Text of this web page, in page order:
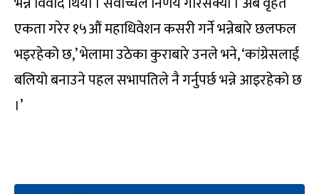
एकता गरेर १५औं महाधिवेशन कसरी गर्ने भन्नेबारे छलफल
भइरहेको छ,’ भेलामा उठेका कुराबारे उनले भने, ‘कांग्रेसलाई
बलियो बनाउने पहल सभापतिले नै गर्नुपर्छ भन्ने आइरहेको छ
।’